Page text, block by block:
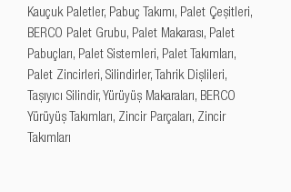
Kauçuk Paletler, Pabuç Takımı, Palet Çeşitleri,
BERCO Palet Grubu, Palet Makarası, Palet
Pabuçları, Palet Sistemleri, Palet Takımları,
Palet Zincirleri, Silindirler, Tahrik Dişlileri,
Taşıyıcı Silindir, Yürüyüş Makaraları, BERCO
Yürüyüş Takımları, Zincir Parçaları, Zincir
Takımları